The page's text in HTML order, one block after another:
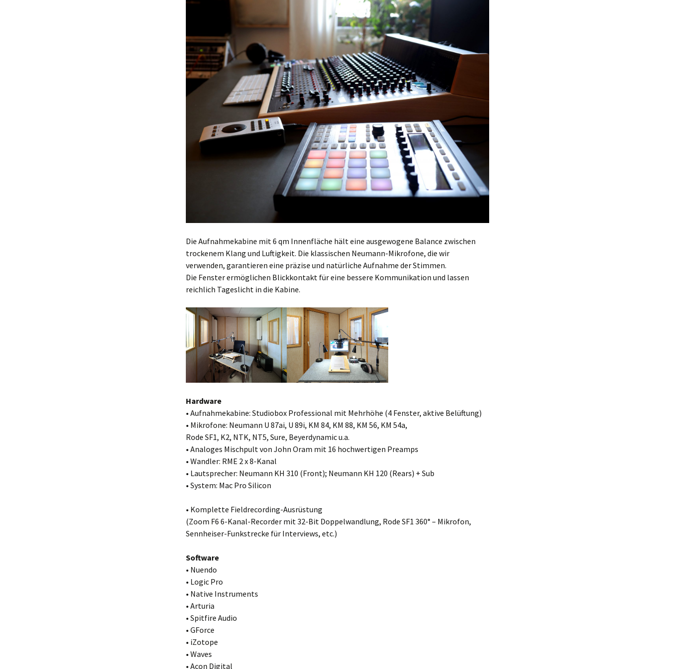
Die Aufnahmekabine mit 6 qm Innenfläche hält eine ausgewogene Balance zwischen
trockenem Klang und Luftigkeit. Die klassischen Neumann-Mikrofone, die wir
verwenden, garantieren eine präzise und natürliche Aufnahme der Stimmen.
Die Fenster ermöglichen Blickkontakt für eine bessere Kommunikation und lassen
reichlich Tageslicht in die Kabine.
Hardware
• Aufnahmekabine: Studiobox Professional mit Mehrhöhe (4 Fenster, aktive Belüftung)
• Mikrofone: Neumann U 87ai, U 89i, KM 84, KM 88, KM 56, KM 54a,
Rode SF1, K2, NTK, NT5, Sure, Beyerdynamic u.a.
• Analoges Mischpult von John Oram mit 16 hochwertigen Preamps
• Wandler: RME 2 x 8-Kanal
• Lautsprecher: Neumann KH 310 (Front); Neumann KH 120 (Rears) + Sub
• System: Mac Pro Silicon
• Komplette Fieldrecording-Ausrüstung
(Zoom F6 6-Kanal-Recorder mit 32-Bit Doppelwandlung, Rode SF1 360° – Mikrofon,
Sennheiser-Funkstrecke für Interviews, etc.)
Software
• Nuendo
• Logic Pro
• Native Instruments
• Arturia
• Spitfire Audio
• GForce
• iZotope
• Waves
• Acon Digital